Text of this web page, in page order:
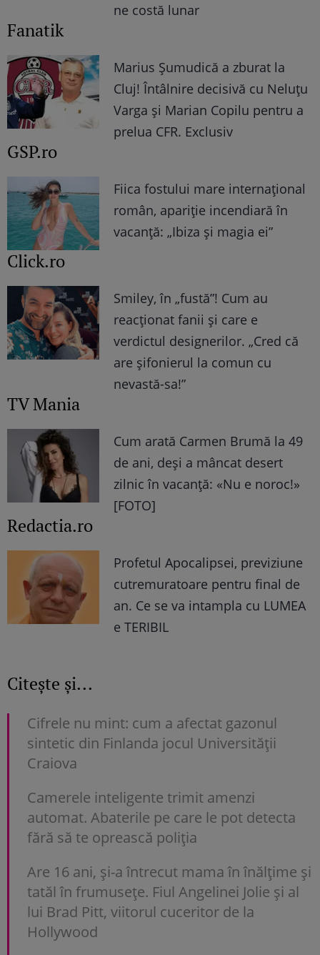
ne costă lunar
Fanatik
Marius Şumudică a zburat la
Cluj! Întâlnire decisivă cu Neluţu
Varga şi Marian Copilu pentru a
prelua CFR. Exclusiv
GSP.ro
Fiica fostului mare internațional
român, apariție incendiară în
vacanță: „Ibiza și magia ei”
Click.ro
Smiley, în „fustă”! Cum au
reacționat fanii și care e
verdictul designerilor. „Cred că
are șifonierul la comun cu
nevastă-sa!”
TV Mania
Cum arată Carmen Brumă la 49
de ani, deși a mâncat desert
zilnic în vacanță: «Nu e noroc!»
[FOTO]
Redactia.ro
Profetul Apocalipsei, previziune
cutremuratoare pentru final de
an. Ce se va intampla cu LUMEA
e TERIBIL
Citește și...
Cifrele nu mint: cum a afectat gazonul
sintetic din Finlanda jocul Universității
Craiova
Camerele inteligente trimit amenzi
automat. Abaterile pe care le pot detecta
fără să te oprească poliția
Are 16 ani, și-a întrecut mama în înălțime și
tatăl în frumusețe. Fiul Angelinei Jolie și al
lui Brad Pitt, viitorul cuceritor de la
Hollywood